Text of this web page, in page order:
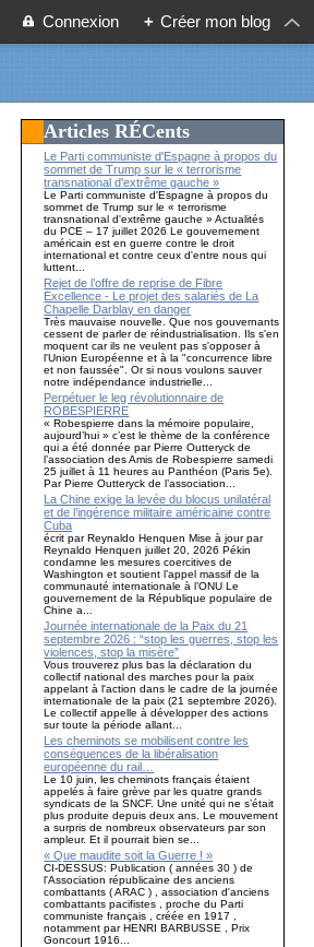
Connexion + Créer mon blog
Articles RÉCents
Le Parti communiste d'Espagne à propos du
sommet de Trump sur le « terrorisme
transnational d'extrême gauche »
Le Parti communiste d'Espagne à propos du
sommet de Trump sur le « terrorisme
transnational d'extrême gauche » Actualités
du PCE – 17 juillet 2026 Le gouvernement
américain est en guerre contre le droit
international et contre ceux d'entre nous qui
luttent...
Rejet de l’offre de reprise de Fibre
Excellence - Le projet des salariés de La
Chapelle Darblay en danger
Très mauvaise nouvelle. Que nos gouvernants
cessent de parler de réindustrialisation. Ils s'en
moquent car ils ne veulent pas s'opposer à
l'Union Européenne et à la "concurrence libre
et non faussée". Or si nous voulons sauver
notre indépendance industrielle...
Perpétuer le leg révolutionnaire de
ROBESPIERRE
« Robespierre dans la mémoire populaire,
aujourd’hui » c’est le thème de la conférence
qui a été donnée par Pierre Outteryck de
l’association des Amis de Robespierre samedi
25 juillet à 11 heures au Panthéon (Paris 5e).
Par Pierre Outteryck de l’association...
La Chine exige la levée du blocus unilatéral
et de l’ingérence militaire américaine contre
Cuba
écrit par Reynaldo Henquen Mise à jour par
Reynaldo Henquen juillet 20, 2026 Pékin
condamne les mesures coercitives de
Washington et soutient l’appel massif de la
communauté internationale à l’ONU Le
gouvernement de la République populaire de
Chine a...
Journée internationale de la Paix du 21
septembre 2026 : “stop les guerres, stop les
violences, stop la misère”
Vous trouverez plus bas la déclaration du
collectif national des marches pour la paix
appelant à l'action dans le cadre de la journée
internationale de la paix (21 septembre 2026).
Le collectif appelle à développer des actions
sur toute la période allant...
Les cheminots se mobilisent contre les
conséquences de la libéralisation
européenne du rail…
Le 10 juin, les cheminots français étaient
appelés à faire grève par les quatre grands
syndicats de la SNCF. Une unité qui ne s’était
plus produite depuis deux ans. Le mouvement
a surpris de nombreux observateurs par son
ampleur. Et il pourrait bien se...
« Que maudite soit la Guerre ! »
CI-DESSUS: Publication ( années 30 ) de
l'Association républicaine des anciens
combattants ( ARAC ) , association d'anciens
combattants pacifistes , proche du Parti
communiste français , créée en 1917 ,
notamment par HENRI BARBUSSE , Prix
Goncourt 1916...